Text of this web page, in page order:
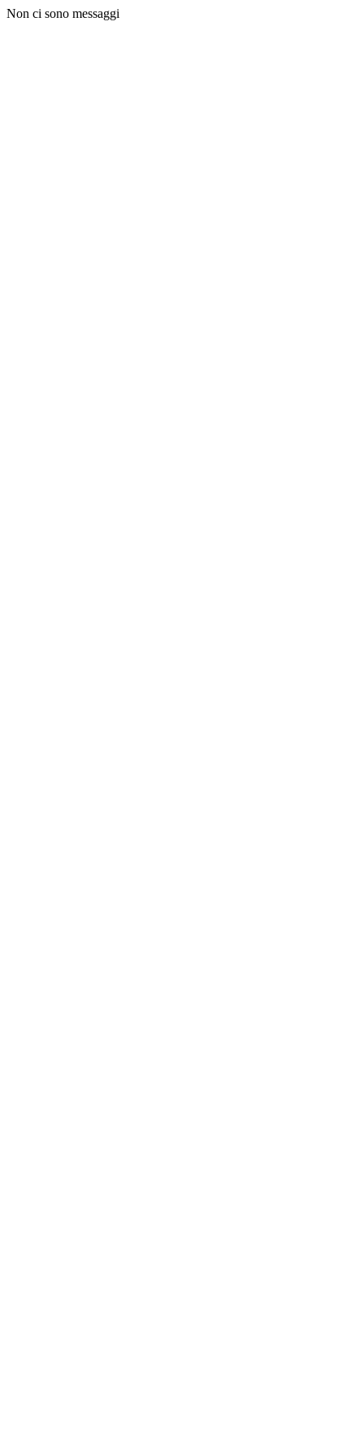
Non ci sono messaggi